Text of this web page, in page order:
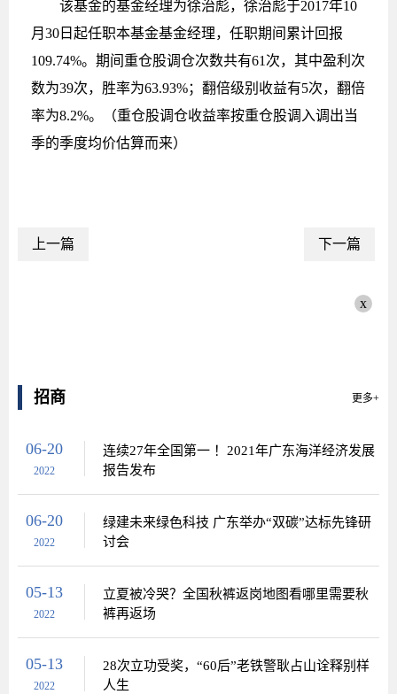
该基金的基金经理为徐治彪，徐治彪于2017年10
月30日起任职本基金基金经理，任职期间累计回报
109.74%。期间重仓股调仓次数共有61次，其中盈利次
数为39次，胜率为63.93%；翻倍级别收益有5次，翻倍
率为8.2%。（重仓股调仓收益率按重仓股调入调出当
季的季度均价估算而来）
上一篇 下一篇
x
招商 更多+
06-20
2022
连续27年全国第一 ！2021年广东海洋经济发展
报告发布
06-20
2022
绿建未来绿色科技 广东举办“双碳”达标先锋研
讨会
05-13
2022
立夏被冷哭？全国秋裤返岗地图看哪里需要秋
裤再返场
05-13
2022
28次立功受奖，“60后”老铁警耿占山诠释别样
人生